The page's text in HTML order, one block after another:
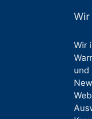
Wir
und